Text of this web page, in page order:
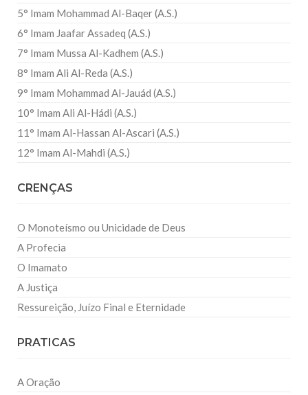
5° Imam Mohammad Al-Baqer (A.S.)
6° Imam Jaafar Assadeq (A.S.)
7° Imam Mussa Al-Kadhem (A.S.)
8° Imam Ali Al-Reda (A.S.)
9° Imam Mohammad Al-Jauád (A.S.)
10° Imam Ali Al-Hádi (A.S.)
11° Imam Al-Hassan Al-Ascari (A.S.)
12° Imam Al-Mahdi (A.S.)
CRENÇAS
O Monoteísmo ou Unicidade de Deus
A Profecia
O Imamato
A Justiça
Ressureição, Juízo Final e Eternidade
PRATICAS
A Oração